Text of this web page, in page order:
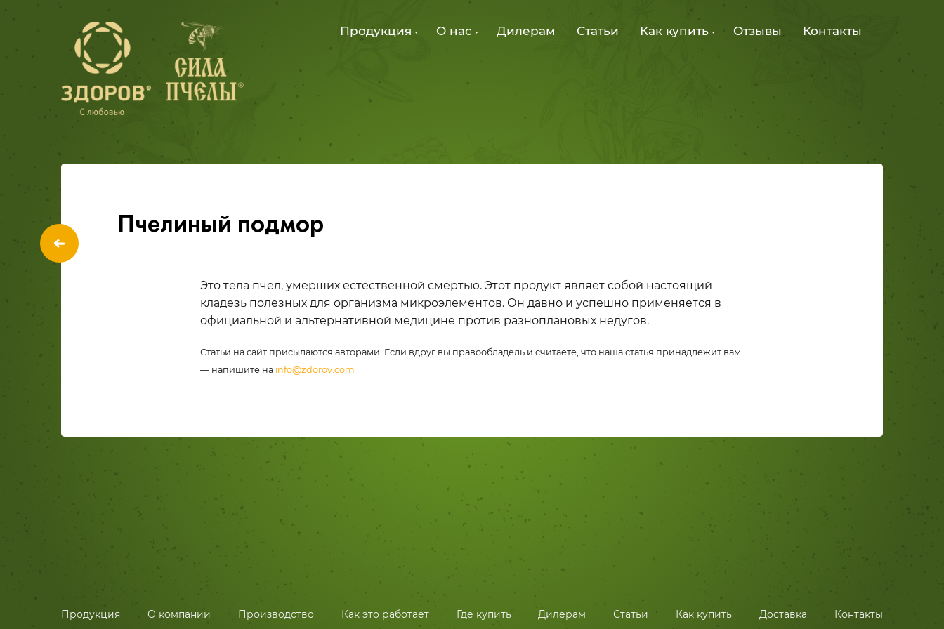
Продукция О нас Дилерам Статьи Как купить Отзывы Контакты
Пчелиный подмор
Это тела пчел, умерших естественной смертью. Этот продукт являет собой настоящий
кладезь полезных для организма микроэлементов. Он давно и успешно применяется в
официальной и альтернативной медицине против разноплановых недугов.
Статьи на сайт присылаются авторами. Если вдруг вы правообладель и считаете, что наша статья принадлежит вам
— напишите на info@zdorov.com
Продукция О компании Производство Как это работает Где купить Дилерам Статьи Как купить Доставка Контакты